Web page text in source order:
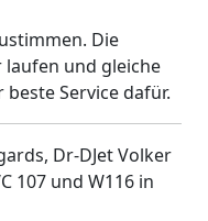
Die
laufen und gleiche
Service dafür.
Dr-DJet Volker
107 und W116 in